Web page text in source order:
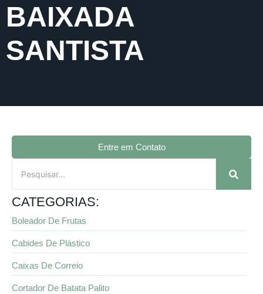
BAIXADA
SANTISTA
Entre em Contato
CATEGORIAS:
Boleador De Frutas
Cabides De Plástico
Caixas De Correio
Cortador De Batata Palito